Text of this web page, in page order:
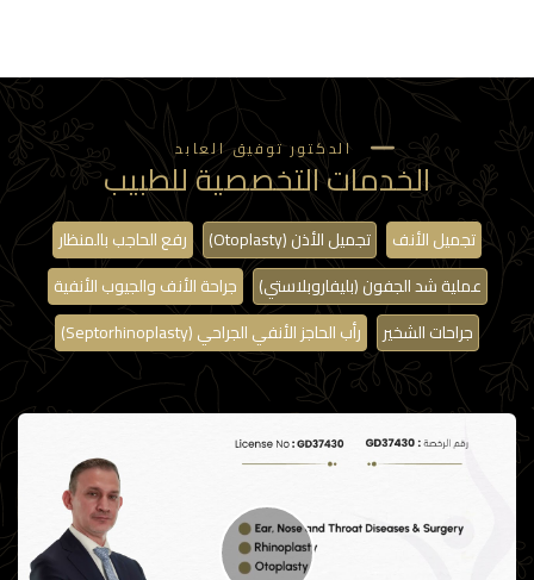
الدكتور توفيق العابد
الخدمات التخصصية للطبيب
تجميل الأنف تجميل الأذن (Otoplasty)
رفع الحاجب بالمنظار
عملية شد الجفون (بليفاروبلاستي)
جراحة الأنف والجيوب الأنفية
جراحات الشخير
رأب الحاجز الأنفي الجراحي (Septorhinoplasty)